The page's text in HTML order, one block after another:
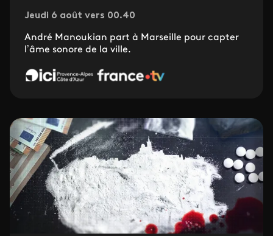
Jeudi 6 août vers 00.40
André Manoukian part à Marseille pour capter
l’âme sonore de la ville.